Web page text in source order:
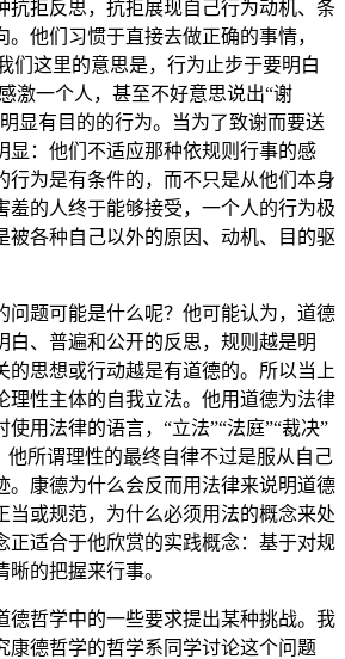
抗拒反思，抗拒展现自己行为动机、条
他们习惯于直接去做正确的事情，
们这里的意思是，行为止步于要明白
激一个人，甚至不好意思说出“谢
显有目的的行为。当为了致谢而要送
显：他们不适应那种依规则行事的感
行为是有条件的，而不只是从他们本身
羞的人终于能够接受，一个人的行为极
被各种自己以外的原因、动机、目的驱
问题可能是什么呢？他可能认为，道德
白、普遍和公开的反思，规则越是明
的思想或行动越是有道德的。所以当上
理性主体的自我立法。他用道德为法律
用法律的语言，“立法”“法庭”“裁决”
他所谓理性的最终自律不过是服从自己
。康德为什么会反而用法律来说明道德
当或规范，为什么必须用法的概念来处
正适合于他欣赏的实践概念：基于对规
的把握来行事。
德哲学中的一些要求提出某种挑战。我
康德哲学的哲学系同学讨论这个问题